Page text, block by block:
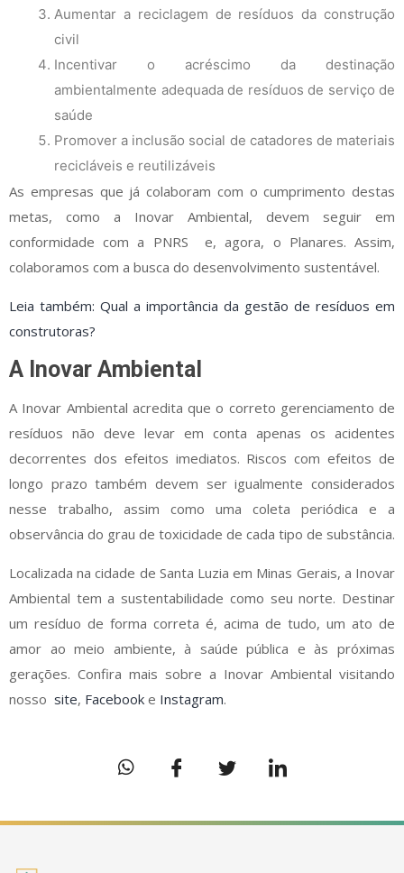
Aumentar a reciclagem de resíduos da construção
civil
Incentivar o acréscimo da destinação
ambientalmente adequada de resíduos de serviço de
saúde
Promover a inclusão social de catadores de materiais
recicláveis e reutilizáveis
As empresas que já colaboram com o cumprimento destas
metas, como a Inovar Ambiental, devem seguir em
conformidade com a PNRS e, agora, o Planares. Assim,
colaboramos com a busca do desenvolvimento sustentável.
Leia também: Qual a importância da gestão de resíduos em
construtoras?
A Inovar Ambiental
A Inovar Ambiental acredita que o correto gerenciamento de
resíduos não deve levar em conta apenas os acidentes
decorrentes dos efeitos imediatos. Riscos com efeitos de
longo prazo também devem ser igualmente considerados
nesse trabalho, assim como uma coleta periódica e a
observância do grau de toxicidade de cada tipo de substância.
Localizada na cidade de Santa Luzia em Minas Gerais, a Inovar
Ambiental tem a sustentabilidade como seu norte. Destinar
um resíduo de forma correta é, acima de tudo, um ato de
amor ao meio ambiente, à saúde pública e às próximas
gerações. Confira mais sobre a Inovar Ambiental visitando
nosso site, Facebook e Instagram.